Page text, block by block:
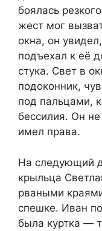
боялась
жест мог
окна, он
подъехал к её
стука. Свет в
подоконник,
под пальцами,
бессилия. Он
имел права.
На следующий
крыльца
рваными
спешке. Иван
была куртка —